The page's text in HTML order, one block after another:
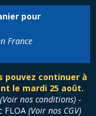
pour
France
pouvez continuer à
le mardi 25 août.
(Voir nos conditions)-
FLOA (Voir nos CGV)